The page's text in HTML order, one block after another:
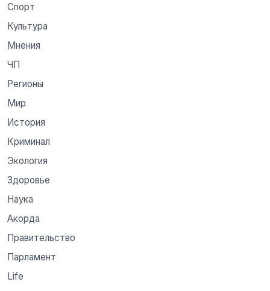
Спорт
Культура
Мнения
ЧП
Регионы
Мир
История
Криминал
Экология
Здоровье
Наука
Акорда
Правительство
Парламент
Life